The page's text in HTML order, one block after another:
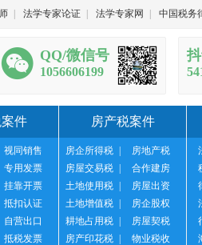
法学专家论证 法学专家网 中国税务
QQ/微信号
1056606199
件
视同销售
专用发票
挂靠开票
抵扣认证
自营出口
抵税发票
房产税案件
房企所得税
房地产税
房屋交易税
合作建房
土地使用税
房屋出资
土地增值税
房企股权
耕地占用税
房屋契税
房产印花税
物业税收